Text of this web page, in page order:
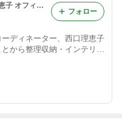
整理収納アドバイザー 西口理恵子 オフィシャルブログ「１日１収納＝美人収納」Powered by Ameba
ディネーター、西口理恵子
から整理収納・インテリア
フォロー